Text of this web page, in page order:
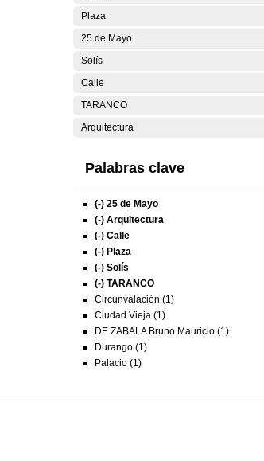
Plaza
25 de Mayo
Solís
Calle
TARANCO
Arquitectura
Palabras clave
(-) 25 de Mayo
(-) Arquitectura
(-) Calle
(-) Plaza
(-) Solís
(-) TARANCO
Circunvalación (1)
Ciudad Vieja (1)
DE ZABALA Bruno Mauricio (1)
Durango (1)
Palacio (1)